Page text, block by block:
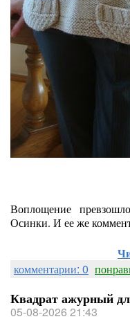
Воплощение
Осинки. И ее же
комментарии: 0
Квадрат ажурный
05-08-2026 21:43